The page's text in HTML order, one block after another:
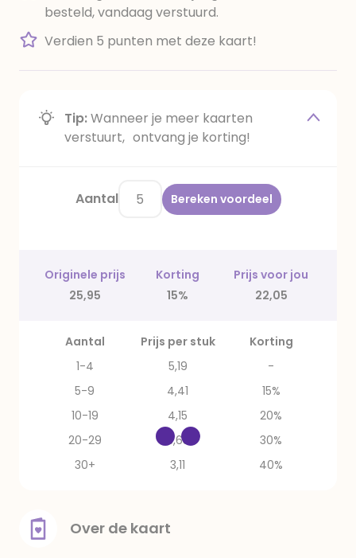
besteld, vandaag verstuurd.
Verdien 5 punten met deze kaart!
Tip:Wanneer je meer kaarten
verstuurt, ontvang je korting!
Aantal Bereken voordeel
Originele prijs Korting
Prijs voor jou
25,95
15% 22,05
Aantal Prijs per stuk
Korting
1-4
5,19
-
5-9
4,41
15%
10-19
4,15
20%
20-29
3,63
30%
30+
3,11 40%
Over de kaart